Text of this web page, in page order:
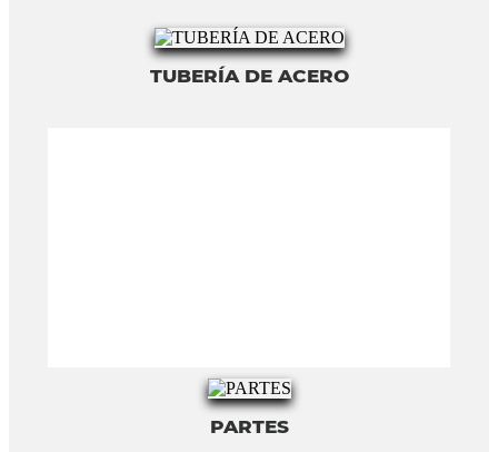
TUBERÍA DE ACERO
PARTES